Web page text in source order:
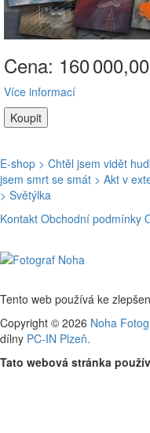
Cena: 160
Více informací
E-shop > Chtěl jsem vidět
jsem smrt se smát > Akt v
> Světýlka
Kontakt Obchodní podmínky
Tento web používá ke
Copyright © 2026 Noha
dílny PC-IN Plzeň.
Tato webová stránka